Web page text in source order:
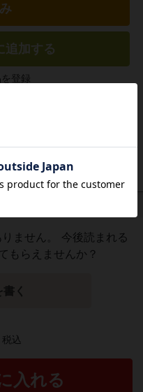
追加する
登録
ません。 今後読まれる
もらえませんか？
く
税込
入れる